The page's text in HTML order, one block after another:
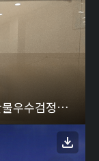
[CJ프레시웨이] 식품안전연구실, 농산물우수검정기관,